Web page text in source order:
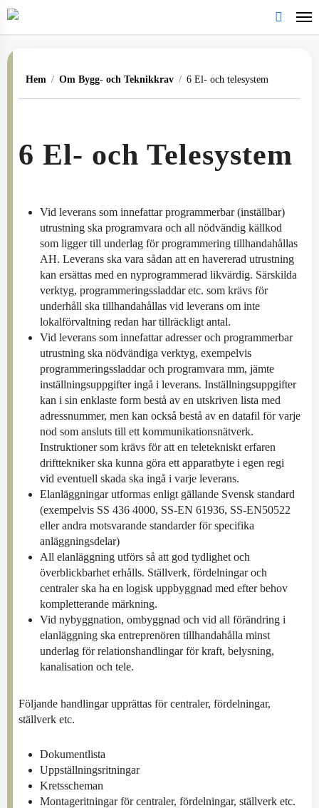
Skip
to
main
content
search
Hem / Om Bygg- och Teknikkrav / 6 El- och telesystem
6 El- och Telesystem
Vid leverans som innefattar programmerbar (inställbar)
utrustning ska programvara och all nödvändig källkod
som ligger till underlag för programmering tillhandahållas
AH. Leverans ska vara sådan att en havererad utrustning
kan ersättas med en nyprogrammerad likvärdig. Särskilda
verktyg, programmeringssladdar etc. som krävs för
underhåll ska tillhandahållas vid leverans om inte
lokalförvaltning redan har tillräckligt antal.
Vid leverans som innefattar adresser och programmerbar
utrustning ska nödvändiga verktyg, exempelvis
programmeringssladdar och programvara mm, jämte
inställningsuppgifter ingå i leverans. Inställningsuppgifter
kan i sin enklaste form bestå av en utskriven lista med
adressnummer, men kan också bestå av en datafil för varje
nod som ansluts till ett kommunikationsnätverk.
Instruktioner som krävs för att en teletekniskt erfaren
drifttekniker ska kunna göra ett apparatbyte i egen regi
vid eventuell skada ska ingå i varje leverans.
Elanläggningar utformas enligt gällande Svensk standard
(exempelvis SS 436 4000, SS-EN 61936, SS-EN50522
eller andra motsvarande standarder för specifika
anläggningsdelar)
All elanläggning utförs så att god tydlighet och
överblickbarhet erhålls. Ställverk, fördelningar och
centraler ska ha en logisk uppbyggnad med efter behov
kompletterande märkning.
Vid nybyggnation, ombyggnad och vid all förändring i
elanläggning ska entreprenören tillhandahålla minst
underlag för relationshandlingar för kraft, belysning,
kanalisation och tele.
Följande handlingar upprättas för centraler, fördelningar,
ställverk etc.
Dokumentlista
Uppställningsritningar
Kretsscheman
Montageritningar för centraler, fördelningar, ställverk etc.